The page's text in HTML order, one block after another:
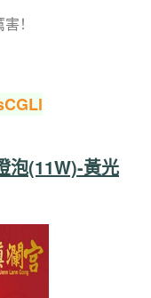
！
泡(11W)-黃光